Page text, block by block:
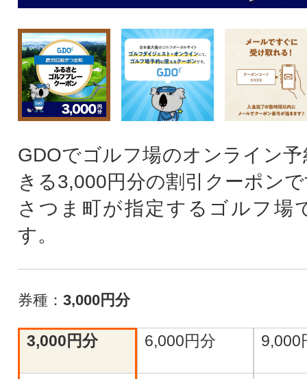
GDOでゴルフ場のオンライン
きる3,000円分の割引クーポン
さつま町が指定するゴルフ場
す。
券種： 3,000円分
3,000円分 6,000円分 9,000